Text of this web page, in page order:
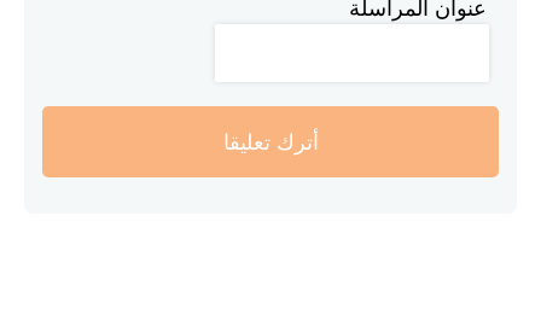
عنوان المراسلة
أترك تعليقا